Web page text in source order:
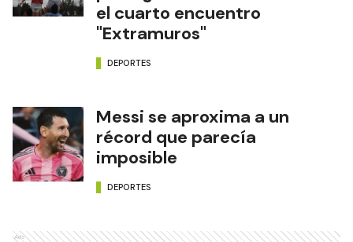
el cuarto encuentro
"Extramuros"
DEPORTES
Messi se aproxima a un
récord que parecía
imposible
DEPORTES
Ads